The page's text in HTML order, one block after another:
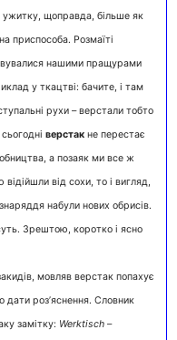
щоправда, більше як
приспособа. Розмаїті
нашими пращурами
у ткацтві: бачите, і там
рухи – верстали тобто
верстак не перестає
а позаяк ми все ж
від сохи, то і вигляд,
набули нових обрисів.
Зрештою, коротко і ясно
мовляв верстак попахує
дати роз’яснення. Словник
замітку: Werktisch –